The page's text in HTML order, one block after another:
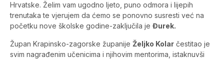
Hrvatske. Želim vam ugodno ljeto, puno odmora i lijepih
trenutaka te vjerujem da ćemo se ponovno susresti već na
početku nove školske godine-zaključila je Đurek.
Župan Krapinsko-zagorske županije Željko Kolar čestitao je
svim nagrađenim učenicima i njihovim mentorima, istaknuvši